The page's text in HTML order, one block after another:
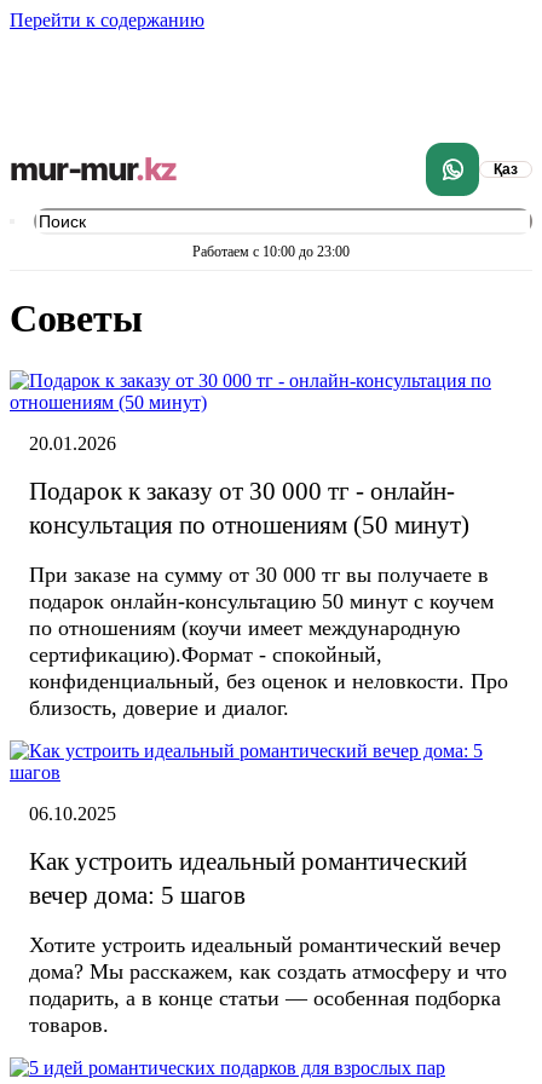
Перейти к содержанию
mur-mur.kz Қаз
Работаем с 10:00 до 23:00
советы
Подарок к заказу от 30 000 тг - онлайн-
консультация по отношениям (50 минут)
При заказе на сумму от 30 000 тг вы получаете в
подарок онлайн-консультацию 50 минут с коучем
по отношениям (коучи имеет международную
сертификацию).Формат - спокойный,
конфиденциальный, без оценок и неловкости. Про
близость, доверие и диалог.
20.01.2026
Как устроить идеальный романтический
вечер дома: 5 шагов
Хотите устроить идеальный романтический вечер
дома? Мы расскажем, как создать атмосферу и что
подарить, а в конце статьи — особенная подборка
товаров.
06.10.2025